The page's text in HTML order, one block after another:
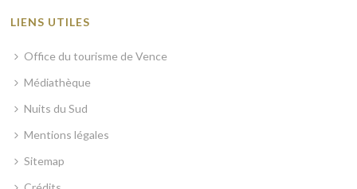
LIENS UTILES
Office du tourisme de Vence
Médiathèque
Nuits du Sud
Mentions légales
Sitemap